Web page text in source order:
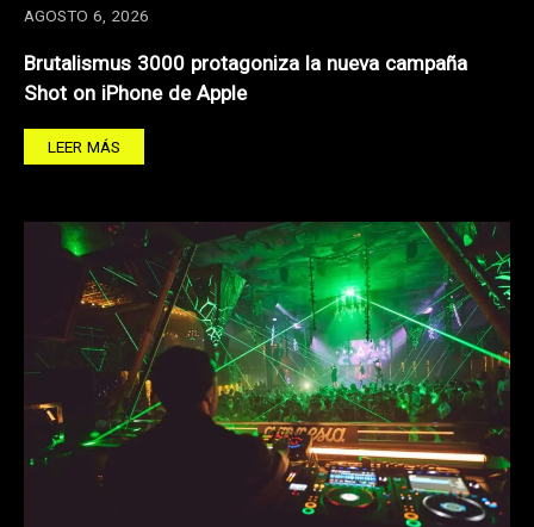
AGOSTO 6, 2026
Brutalismus 3000 protagoniza la nueva campaña
Shot on iPhone de Apple
LEER MÁS